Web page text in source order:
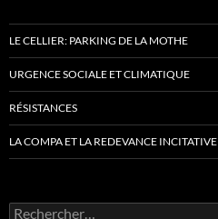
LE CELLIER: PARKING DE LA MOTHE
URGENCE SOCIALE ET CLIMATIQUE
RÉSISTANCES
LA COMPA ET LA REDEVANCE INCITATIVE
Rechercher :